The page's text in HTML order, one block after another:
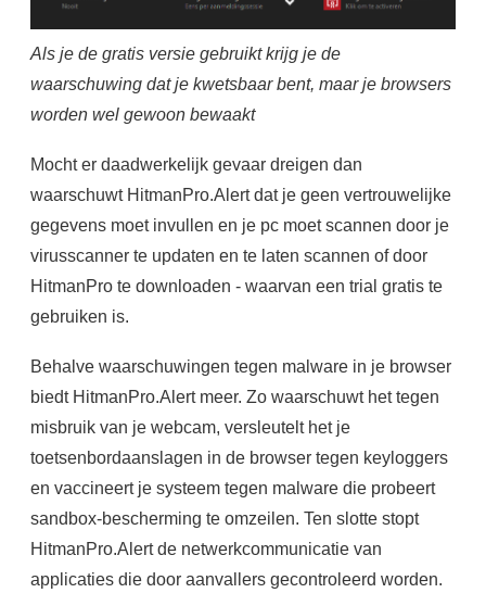
Als je de gratis versie gebruikt krijg je de
waarschuwing dat je kwetsbaar bent, maar je browsers
worden wel gewoon bewaakt
Mocht er daadwerkelijk gevaar dreigen dan
waarschuwt HitmanPro.Alert dat je geen vertrouwelijke
gegevens moet invullen en je pc moet scannen door je
virusscanner te updaten en te laten scannen of door
HitmanPro te downloaden - waarvan een trial gratis te
gebruiken is.
Behalve waarschuwingen tegen malware in je browser
biedt HitmanPro.Alert meer. Zo waarschuwt het tegen
misbruik van je webcam, versleutelt het je
toetsenbordaanslagen in de browser tegen keyloggers
en vaccineert je systeem tegen malware die probeert
sandbox-bescherming te omzeilen. Ten slotte stopt
HitmanPro.Alert de netwerkcommunicatie van
applicaties die door aanvallers gecontroleerd worden.